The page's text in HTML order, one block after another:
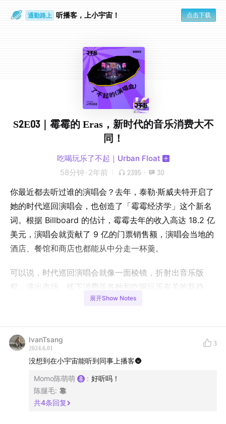
通勤路上 听播客，上小宇宙！ 点击下载
S2E03｜霉霉的 Eras，新时代的音乐消费大不
同！
吃喝玩乐了不起｜Urban Float
58分钟 · 2年前 2395 · 30
你最近都去听过谁的演唱会？去年，泰勒·斯威夫特开启了
她的时代巡回演唱会，也创造了「霉霉经济学」这个新名
词。根据 Billboard 的估计，霉霉去年的收入高达 18.2 亿
美元，演唱会就贡献了 9 亿的门票销售额，演唱会当地的
酒店、餐馆和商店也都能从中分走一杯羹。
可以说，时代巡回演唱会就像一面棱镜，折射出音乐版
权、演出市场、线下消费等各种和吃喝玩乐有关的新趋
势。那么，为什么就泰勒·斯威夫特拥有这样独一无二的影
未来可能发生哪些变化？
惊喜返
场，从「霉霉经济学」开始，聊聊和演唱会有关的消费市
本期互动问题
展开Show Notes
IvanTsang
2024.6.01
3
没想到在小宇宙能听到同事上播客🌚
Momo陈萌萌 : 好听吗！
陈腿毛: 靠
共4条回复